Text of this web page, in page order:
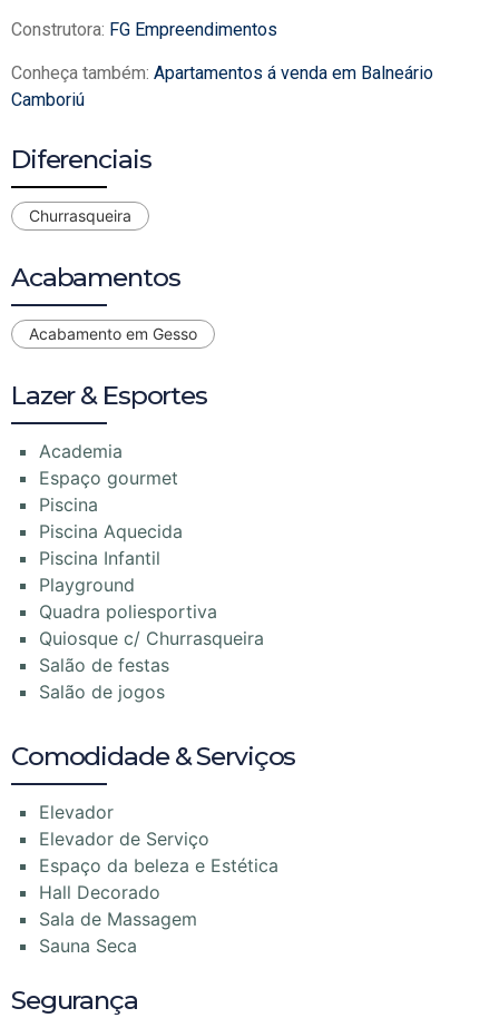
Construtora: FG Empreendimentos
Conheça também: Apartamentos á venda em Balneário
Camboriú
Diferenciais
Churrasqueira
Acabamentos
Acabamento em Gesso
Lazer & Esportes
Academia
Espaço gourmet
Piscina
Piscina Aquecida
Piscina Infantil
Playground
Quadra poliesportiva
Quiosque c/ Churrasqueira
Salão de festas
Salão de jogos
Comodidade & Serviços
Elevador
Elevador de Serviço
Espaço da beleza e Estética
Hall Decorado
Sala de Massagem
Sauna Seca
Segurança